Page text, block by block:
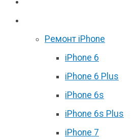
Ремонт iPhone
iPhone 6
iPhone 6 Plus
iPhone 6s
iPhone 6s Plus
iPhone 7